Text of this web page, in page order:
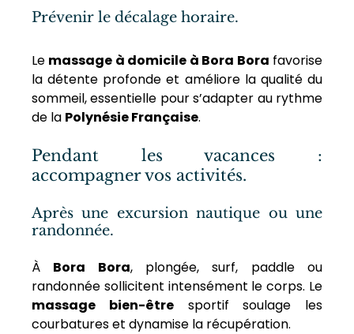
Prévenir le décalage horaire.
Le massage à domicile à Bora Bora favorise
la détente profonde et améliore la qualité du
sommeil, essentielle pour s’adapter au rythme
de la Polynésie Française.
Pendant les vacances :
accompagner vos activités.
Après une excursion nautique ou une
randonnée.
À Bora Bora, plongée, surf, paddle ou
randonnée sollicitent intensément le corps. Le
massage bien-être sportif soulage les
courbatures et dynamise la récupération.